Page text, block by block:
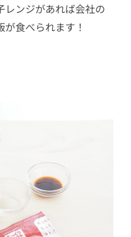
レンジがあれば会社の
食べられます！